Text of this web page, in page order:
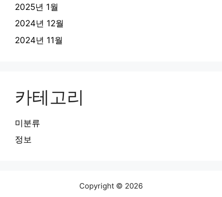
2025년 1월
2024년 12월
2024년 11월
카테고리
미분류
정보
Copyright © 2026